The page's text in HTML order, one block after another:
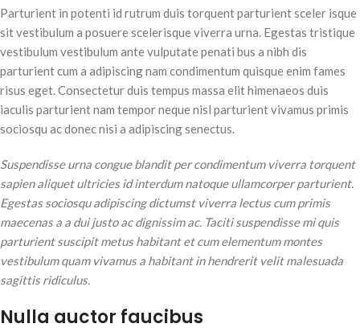
Parturient in potenti id rutrum duis torquent parturient sceler isque
sit vestibulum a posuere scelerisque viverra urna. Egestas tristique
vestibulum vestibulum ante vulputate penati bus a nibh dis
parturient cum a adipiscing nam condimentum quisque enim fames
risus eget. Consectetur duis tempus massa elit himenaeos duis
iaculis parturient nam tempor neque nisl parturient vivamus primis
sociosqu ac donec nisi a adipiscing senectus.
Suspendisse urna congue blandit per condimentum viverra torquent
sapien aliquet ultricies id interdum natoque ullamcorper parturient.
Egestas sociosqu adipiscing dictumst viverra lectus cum primis
maecenas a a dui justo ac dignissim ac. Taciti suspendisse mi quis
parturient suscipit metus habitant et cum elementum montes
vestibulum quam vivamus a habitant in hendrerit velit malesuada
sagittis ridiculus.
Nulla auctor faucibus